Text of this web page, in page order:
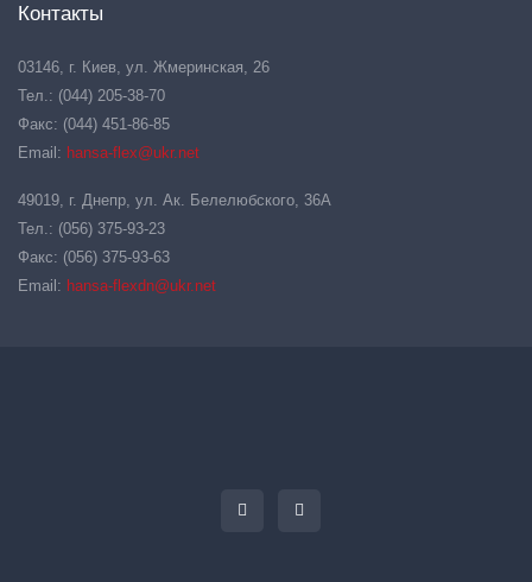
Контакты
03146, г. Киев, ул. Жмеринская, 26
Тел.: (044) 205-38-70
Факс: (044) 451-86-85
Email: hansa-flex@ukr.net
49019, г. Днепр, ул. Ак. Белелюбского, 36А
Тел.: (056) 375-93-23
Факс: (056) 375-93-63
Email: hansa-flexdn@ukr.net